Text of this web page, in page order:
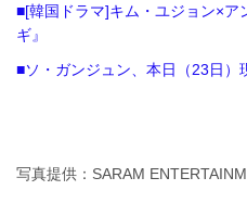
■[韓国ドラマ]キム・ユジョン×ア
ギ』
■ソ・ガンジュン、本日（23日）
写真提供：SARAM